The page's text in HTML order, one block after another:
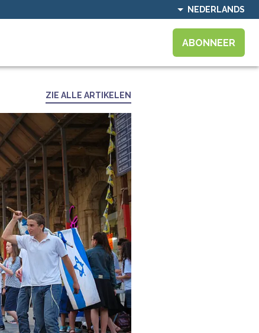
NEDERLANDS
ABONNEER
ZIE ALLE ARTIKELEN